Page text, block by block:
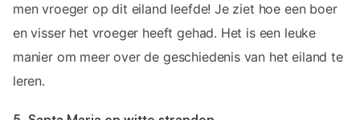
men vroeger op dit eiland leefde! Je ziet hoe een boer
en visser het vroeger heeft gehad. Het is een leuke
manier om meer over de geschiedenis van het eiland te
leren.